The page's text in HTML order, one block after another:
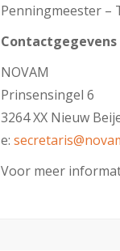
Penningmeester –
Contactgegevens
NOVAM
Prinsensingel 6
3264 XX Nieuw
e:
Voor meer